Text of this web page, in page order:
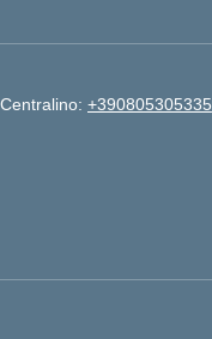
Centralino: +390805305335